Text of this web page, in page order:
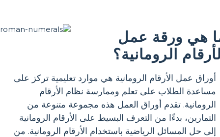
هي ورقة عمل
الرومانية؟
أوراق عمل الأرقام الرومانية هي موارد تعليمية تركز على
مساعدة الطلاب على تعلم وممارسة نظام الأرقام
الرومانية. تقدم أوراق العمل هذه مجموعة متنوعة من
التمارين، بدءًا من التعرف البسيط على الأرقام الرومانية
إلى حل المسائل الرياضية باستخدام الأرقام الرومانية. من